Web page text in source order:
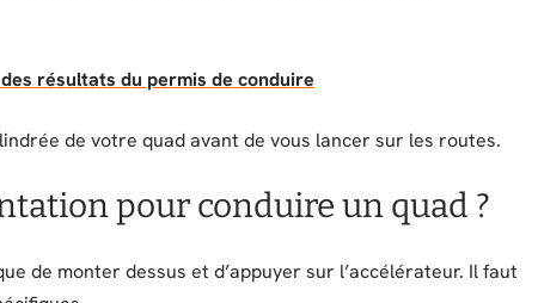
résultats du permis de conduire
de votre quad avant de vous lancer sur les routes.
pour conduire un quad ?
de monter dessus et d’appuyer sur l’accélérateur. Il faut